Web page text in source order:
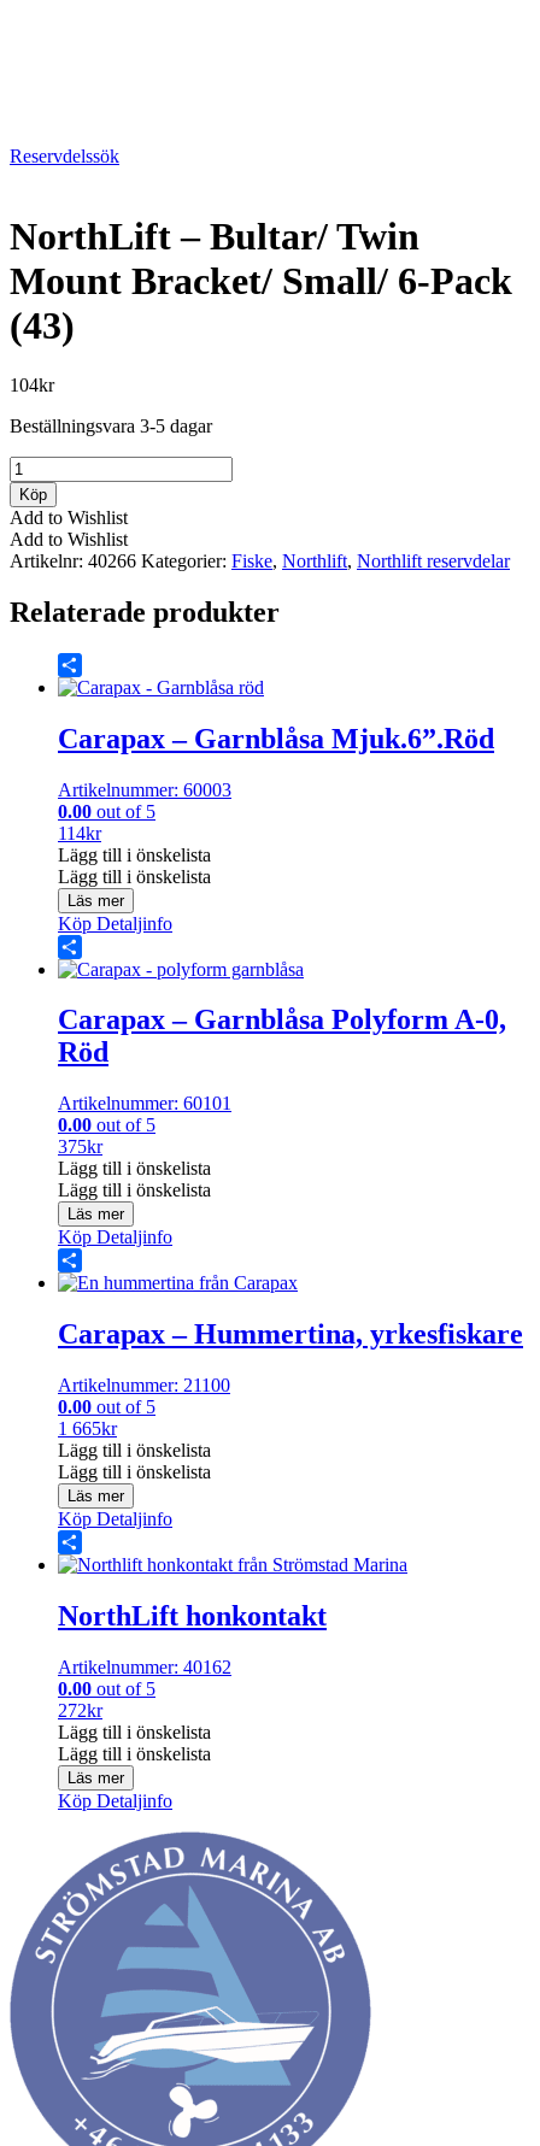
Reservdelssök
NorthLift – Bultar/ Twin
Mount Bracket/ Small/ 6-Pack
(43)
104kr
Beställningsvara 3-5 dagar
NorthLift
-
Bultar/
Twin
Mount
Bracket/
6-
mängd
Köp
Add to Wishlist
Add to Wishlist
Artikelnr: 40266 Kategorier: Fiske, Northlift, Northlift reservdelar
Relaterade produkter
Share
Carapax – Garnblåsa Mjuk.6”.Röd
Artikelnummer: 60003
0.00 out of 5
114kr
Lägg till i önskelista
Lägg till i önskelista
Läs mer
Köp Detaljinfo
Share
Carapax – Garnblåsa Polyform A-0,
Röd
Artikelnummer: 60101
0.00 out of 5
375kr
Lägg till i önskelista
Lägg till i önskelista
Läs mer
Köp Detaljinfo
Share
Carapax – Hummertina, yrkesfiskare
Artikelnummer: 21100
0.00 out of 5
1 665kr
Lägg till i önskelista
Lägg till i önskelista
Läs mer
Köp Detaljinfo
Share
NorthLift honkontakt
Artikelnummer: 40162
0.00 out of 5
272kr
Lägg till i önskelista
Lägg till i önskelista
Läs mer
Köp Detaljinfo